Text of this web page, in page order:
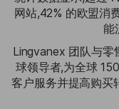
网站,42% 的欧盟消
能
Lingvanex 团队与零
球领导者,为全球
客户服务并提高购买